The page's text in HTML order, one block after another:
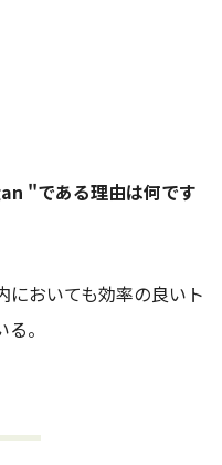
"である理由は何です
においても効率の良いト
。